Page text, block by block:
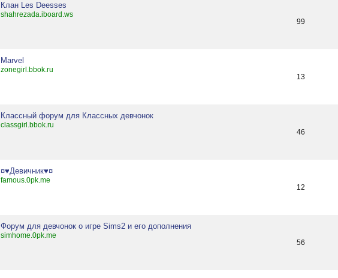
Клан Les Deesses
shahrezada.iboard.ws
99
Marvel
zonegirl.bbok.ru
13
Классный форум для Классных девчонок
classgirl.bbok.ru
46
¤♥Девичник♥¤
famous.0pk.me
12
Форум для девчонок о игре Sims2 и его дополнения
simhome.0pk.me
56